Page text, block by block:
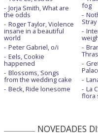
Jorja Smith, What are
the odds
Roger Taylor, Violence
insane in a beautiful
world
Peter Gabriel, o/i
Eels, Cookie
happened
Blossoms, Songs
from the wedding cake
Beck, Ride lonesome
fog
La
flora
NOVEDADES